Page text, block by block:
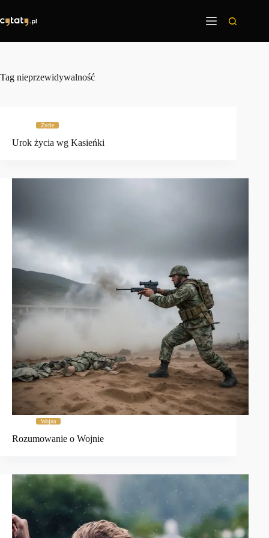
treści
Tag nieprzewidywalność
Życie
Urok życia wg Kasieńki
Wojna
Rozumowanie o Wojnie